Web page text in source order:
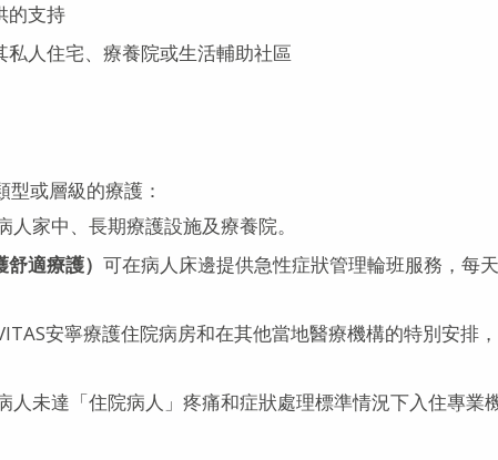
的支持
人住宅、療養院或生活輔助社區
或層級的療護：
家中、長期療護設施及療養院。
適療護） 可在病人床邊提供急性症狀管理輪班服務，每
安寧療護住院病房和在其他當地醫療機構的特別安排
人未達「住院病人」疼痛和症狀處理標準情況下入住專業